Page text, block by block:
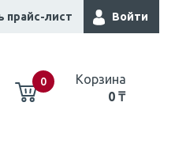
прайс-лист Войти
0
Корзина
0 ₸